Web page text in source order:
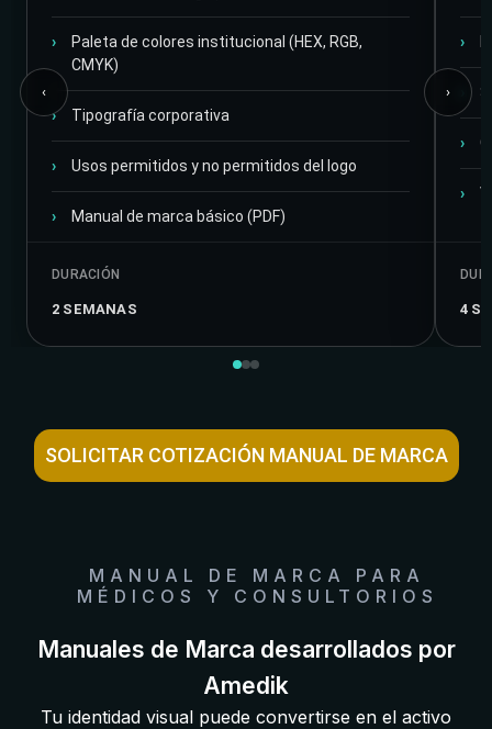
‹ ›
Paleta de colores institucional (HEX, RGB,
CMYK)
Tipografía corporativa
Usos permitidos y no permitidos del logo
Manual de marca básico (PDF)
DURACIÓN
2 SEMANAS 4
SOLICITAR COTIZACIÓN MANUAL DE MARCA
MANUAL DE MARCA PARA
MÉDICOS Y CONSULTORIOS
Manuales de Marca desarrollados por
Amedik
Tu identidad visual puede convertirse en el activo